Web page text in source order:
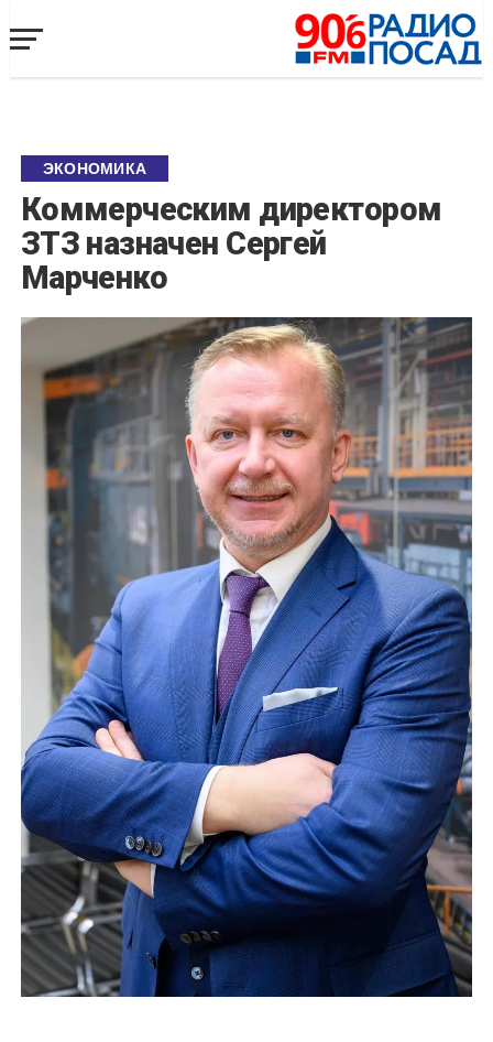
ЭКОНОМИКА
Коммерческим директором
ЗТЗ назначен Сергей
Марченко